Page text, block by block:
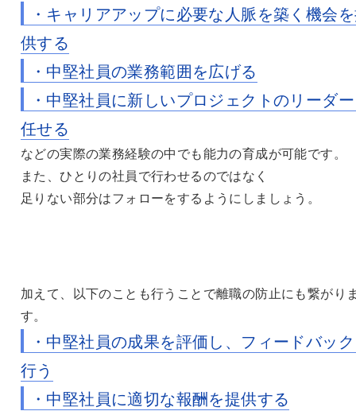
・キャリアアップに必要な人脈を築く機会
供する
・中堅社員の業務範囲を広げる
・中堅社員に新しいプロジェクトのリーダ
任せる
などの実際の業務経験の中でも能力の育成が可能です。
また、ひとりの社員で行わせるのではなく
足りない部分はフォローをするようにしましょう。
加えて、以下のことも行うことで離職の防止にも繋がり
す。
・中堅社員の成果を評価し、フィードバッ
行う
・中堅社員に適切な報酬を提供する